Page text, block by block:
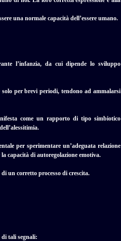
una normale capacità dell’essere umano.
l’infanzia, da cui dipende lo sviluppo
per brevi periodi, tendono ad ammalarsi
come un rapporto di tipo simbiotico
per sperimentare un’adeguata relazione
capacità di autoregolazione emotiva.
un corretto processo di crescita.
di tali segnali: